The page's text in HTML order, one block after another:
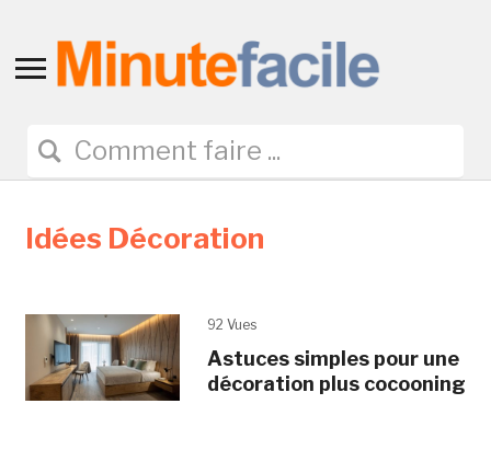
Toggle
navigation
Idées Décoration
92 Vues
Astuces simples pour une
décoration plus cocooning